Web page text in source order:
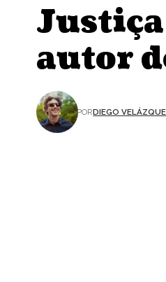
autor
PORDIEGO